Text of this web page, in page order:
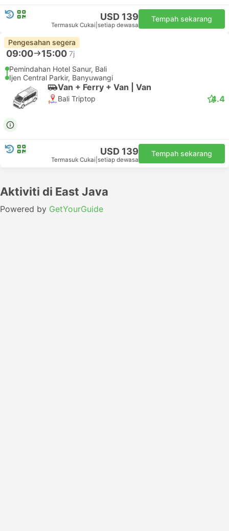
USD 139
Termasuk Cukai setiap dewasa
Tempah sekarang
Pengesahan segera
09:00 15:00 7j
Pemindahan Hotel Sanur, Bali
Ijen Central Parkir, Banyuwangi
Van + Ferry + Van | Van
Bali Triptop 4.4
USD 139
Termasuk Cukai setiap dewasa
Tempah sekarang
Aktiviti di East Java
Powered by GetYourGuide